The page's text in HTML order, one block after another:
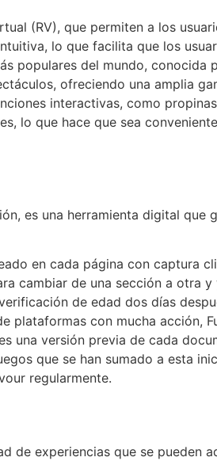
(RV), que permiten a los
lo que facilita que los
populares del mundo, conocida
ofreciendo una amplia
interactivas, como
lo que hace que sea
es una herramienta digital que
en cada página con captura
cambiar de una sección a otra
de edad dos días
plataformas con mucha acción,
una versión previa de cada
que se han sumado a esta
regularmente.
de experiencias que se pueden